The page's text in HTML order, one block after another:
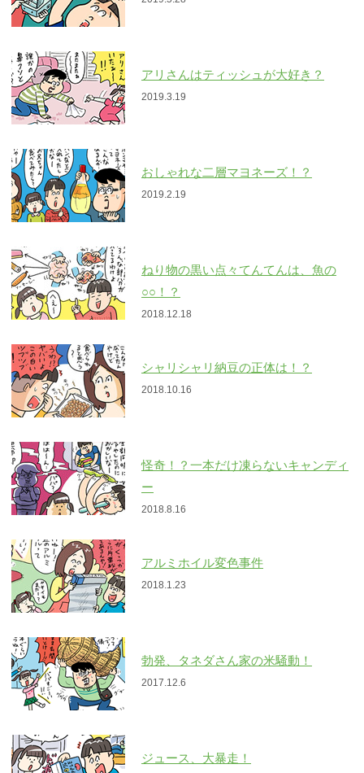
アリさんはティッシュが大好き？
2019.3.19
おしゃれな二層マヨネーズ！？
2019.2.19
ねり物の黒い点々てんてんは、魚の
○○！？
2018.12.18
シャリシャリ納豆の正体は！？
2018.10.16
怪奇！？一本だけ凍らないキャンディ
ー
2018.8.16
アルミホイル変色事件
2018.1.23
勃発、タネダさん家の米騒動！
2017.12.6
ジュース、大暴走！